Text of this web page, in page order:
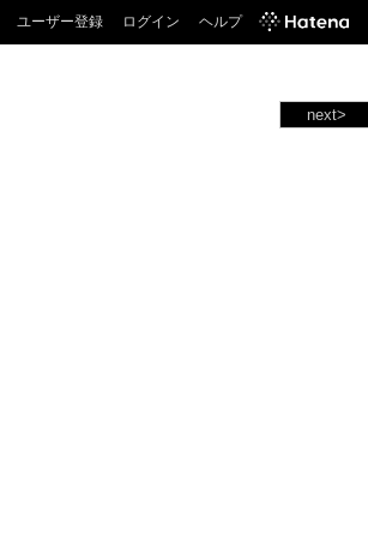
ユーザー登録 ログイン ヘルプ
next>